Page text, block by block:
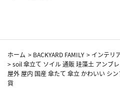
ホーム > BACKYARD FAMILY > インテリ
>soil 傘立て ソイル 通販 珪藻土 アンブ
屋外 屋内 国産 傘たて 傘立 かわいい シ
貨